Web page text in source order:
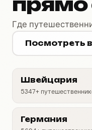
прямо
Где
Посмотреть
Швейцария
5347+
Германия